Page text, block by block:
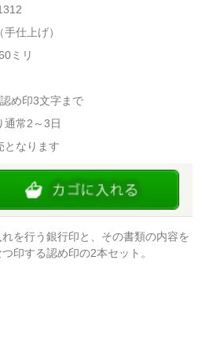
仕上げ）
ミリ
め印3文字まで
通常2～3日
となります
を行う銀行印と、その書類の内容を
印する認め印の2本セット。